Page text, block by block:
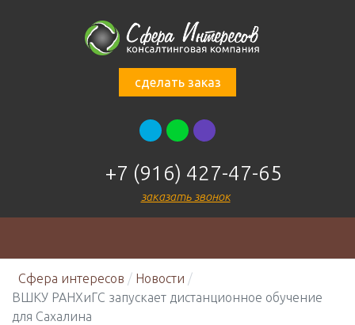
сделать заказ
+7 (916) 427-47-65
заказать звонок
Сфера интересов
Новости
ВШКУ РАНХиГС запускает дистанционное обучение
для Сахалина